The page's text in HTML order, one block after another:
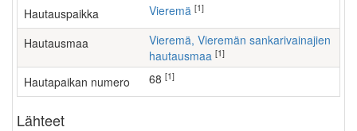
Hautauspaikka Vieremä [1]
Hautausmaa
Vieremä, Vieremän sankarivainajien
hautausmaa [1]
Hautapaikan numero 68 [1]
Lähteet